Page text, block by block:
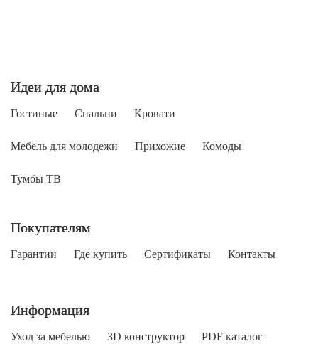
Идеи для дома
Гостиные Спальни Кровати
Мебель для молодежи Прихожие Комоды
Тумбы ТВ
Покупателям
Гарантии Где купить Сертификаты Контакты
Информация
Уход за мебелью 3D конструктор PDF каталог